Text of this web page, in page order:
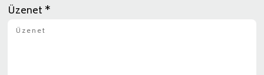
Üzenet *